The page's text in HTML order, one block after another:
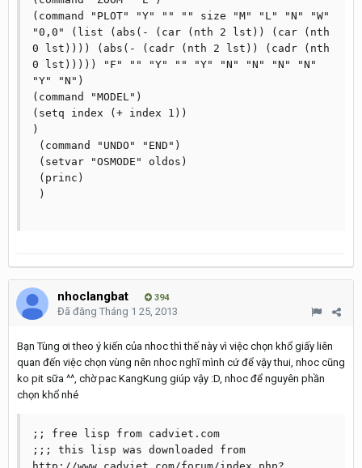
(command "PLOT" "Y" "" "" size "M" "L" "N" "W"
"0,0" (list (abs(- (car (nth 2 lst)) (car (nth
0 lst)))) (abs(- (cadr (nth 2 lst)) (cadr (nth
0 lst))))) "F" "" "Y" "" "Y" "N" "N" "N" "N"
"Y" "N")
(command "MODEL")
(setq index (+ index 1))
)
nhoclangbat 394
Đã đăng Tháng 1 25, 2013
Bạn Tùng ơi theo ý kiến của nhoc thì thế này vì việc chọn khổ giấy liên
quan đến việc chọn vùng nên nhoc nghĩ mình cứ để vậy thui, nhoc cũng
ko pit sữa ^^, chờ pac KangKung giúp vậy :D, nhoc để nguyên phần
chọn khổ nhé
;; free lisp from cadviet.com
;;; this lisp was downloaded from